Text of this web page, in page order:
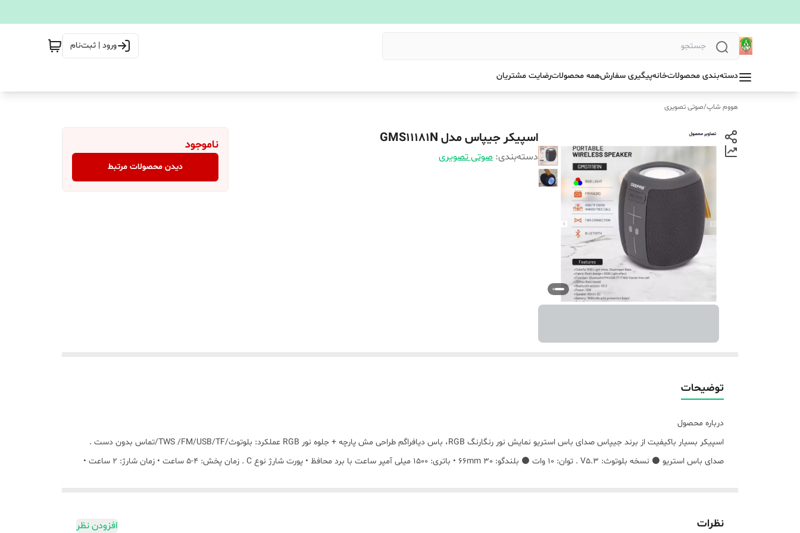
ورود | ثبت‌نام
دسته‌بندی محصولاتخانهپیگیری سفارشهمه محصولاترضایت مشتریان
هووم شاپ/صوتی تصویری
اسپیکر جیپاس مدل GMS11181N
دسته‌بندی: صوتی تصویری
ناموجود
دیدن محصولات مرتبط
توضیحات
درباره محصول
اسپیکر بسیار باکیفیت از برند جیپاس صدای باس استریو نمایش نور رنگارنگ RGB، باس دیافراگم طراحی مش پارچه + جلوه نور RGB‏ عملکرد: بلوتوث/FM/USB/TF/‏ ‏TWS/تماس بدون دست .
صدای باس استریو ⚫ نسخه بلوتوث: V5.3‏ . توان: 10 وات ⚫ بلندگو: 66mm 30‏ • باتری: 1500 میلی آمپر ساعت با برد محافظ • پورت شارژ نوع C‏ . زمان پخش: 4-5 ساعت • زمان شارژ: 2 ساعت •
نظرات افزودن نظر